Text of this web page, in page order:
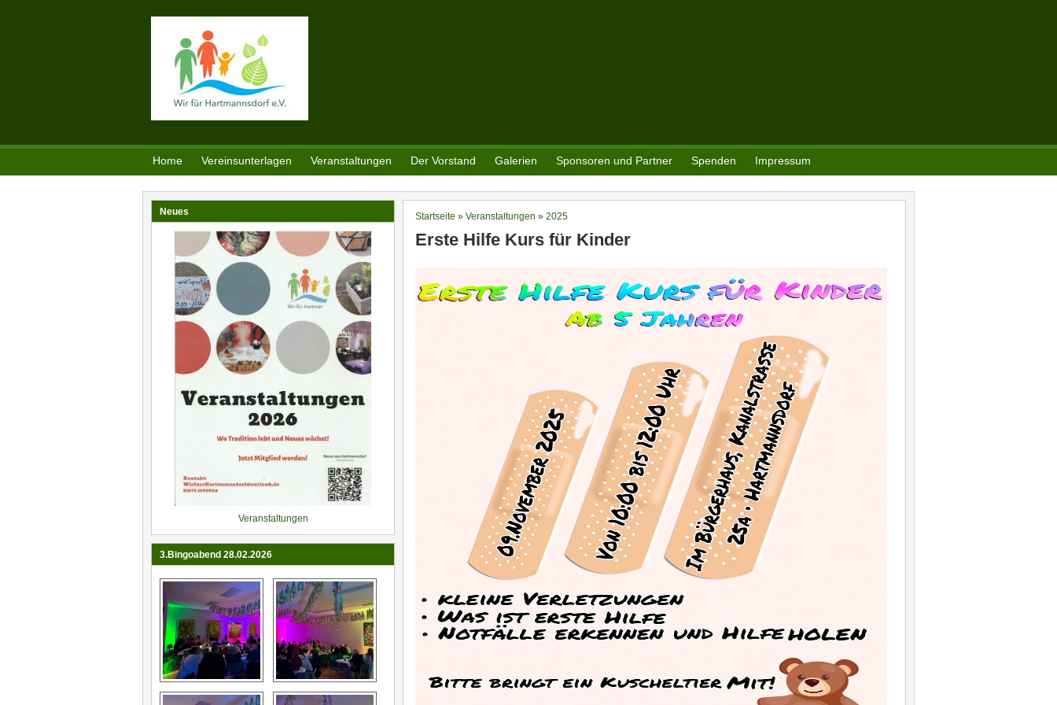
Home Vereinsunterlagen Veranstaltungen Der Vorstand Galerien Sponsoren und Partner Spenden Impressum
Sie sind hier
Startseite » Veranstaltungen » 2025
Erste Hilfe Kurs für Kinder
Neues
Veranstaltungen
3.Bingoabend 28.02.2026